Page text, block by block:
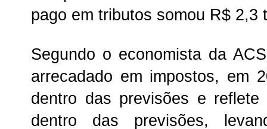
pago em tributos somou R$ 2,3
Segundo o economista da
arrecadado em impostos, em
dentro das previsões e
dentro das previsões,